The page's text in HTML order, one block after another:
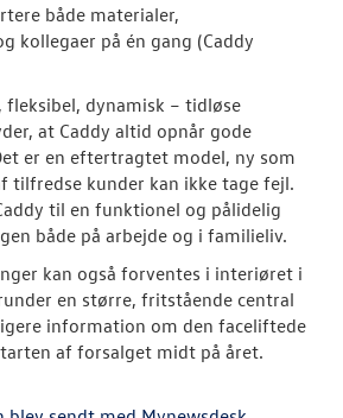
både materialer,
kollegaer på én gang (Caddy
fleksibel, dynamisk – tidløse
at Caddy altid opnår gode
er en eftertragtet model, ny som
tilfredse kunder kan ikke tage fejl.
til en funktionel og pålidelig
både på arbejde og i familieliv.
kan også forventes i interiøret i
en større, fritstående central
information om den faceliftede
af forsalget midt på året.